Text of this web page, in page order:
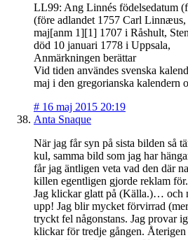
LL99: Ang Linnés födelsedatum
(före adlandet 1757 Carl
maj[anm 1][1] 1707 i Råshult,
död 10 januari 1778 i Uppsala,
Anmärkningen berättar
Vid tiden användes svenska
maj i den gregorianska kalendern
# 16 maj 2015 20:19
Anta Snaque
När jag får syn på sista bilden så
kul, samma bild som jag har
får jag äntligen veta vad den där
killen egentligen gjorde reklam för.
Jag klickar glatt på (Källa.)… och
upp! Jag blir mycket förvirrad
tryckt fel någonstans. Jag provar
klickar för tredje gången. Återigen